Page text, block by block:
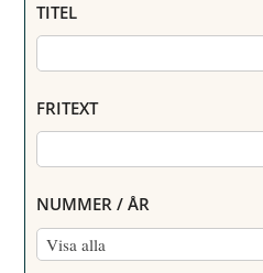
TITEL
FRITEXT
NUMMER / ÅR
Visa alla
N